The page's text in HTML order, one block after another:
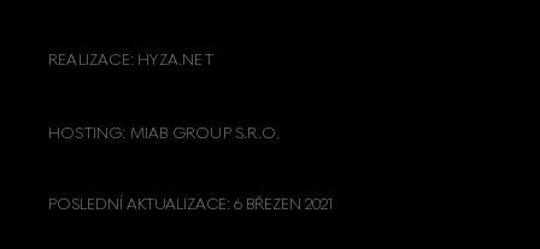
REALIZACE: HYZA.NET
HOSTING: MIAB GROUP S.R.O.
POSLEDNÍ AKTUALIZACE: 6 BŘEZEN 2021